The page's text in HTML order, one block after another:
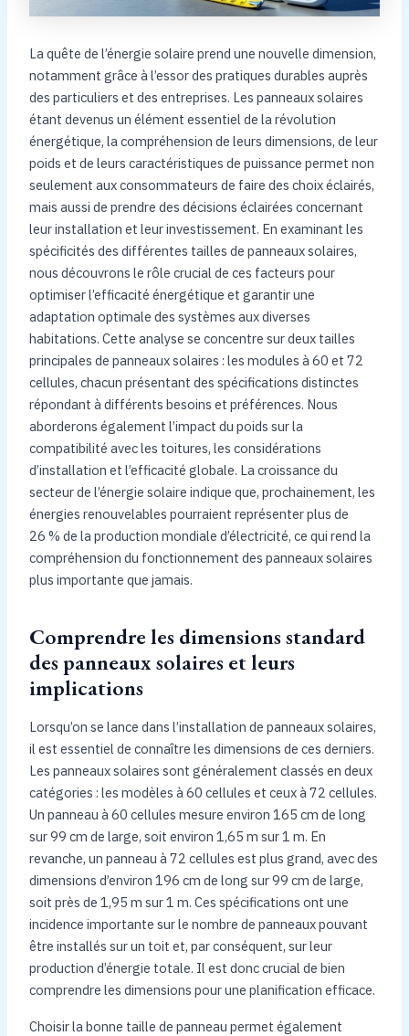
La quête de l’énergie solaire prend une nouvelle dimension,
notamment grâce à l’essor des pratiques durables auprès
des particuliers et des entreprises. Les panneaux solaires
étant devenus un élément essentiel de la révolution
énergétique, la compréhension de leurs dimensions, de leur
poids et de leurs caractéristiques de puissance permet non
seulement aux consommateurs de faire des choix éclairés,
mais aussi de prendre des décisions éclairées concernant
leur installation et leur investissement. En examinant les
spécificités des différentes tailles de panneaux solaires,
nous découvrons le rôle crucial de ces facteurs pour
optimiser l’efficacité énergétique et garantir une
adaptation optimale des systèmes aux diverses
habitations. Cette analyse se concentre sur deux tailles
principales de panneaux solaires : les modules à 60 et 72
cellules, chacun présentant des spécifications distinctes
répondant à différents besoins et préférences. Nous
aborderons également l’impact du poids sur la
compatibilité avec les toitures, les considérations
d’installation et l’efficacité globale. La croissance du
secteur de l’énergie solaire indique que, prochainement, les
énergies renouvelables pourraient représenter plus de
26 % de la production mondiale d’électricité, ce qui rend la
compréhension du fonctionnement des panneaux solaires
plus importante que jamais.
Comprendre les dimensions standard
des panneaux solaires et leurs
implications
Lorsqu’on se lance dans l’installation de panneaux solaires,
il est essentiel de connaître les dimensions de ces derniers.
Les panneaux solaires sont généralement classés en deux
catégories : les modèles à 60 cellules et ceux à 72 cellules.
Un panneau à 60 cellules mesure environ 165 cm de long
sur 99 cm de large, soit environ 1,65 m sur 1 m. En
revanche, un panneau à 72 cellules est plus grand, avec des
dimensions d’environ 196 cm de long sur 99 cm de large,
soit près de 1,95 m sur 1 m. Ces spécifications ont une
incidence importante sur le nombre de panneaux pouvant
être installés sur un toit et, par conséquent, sur leur
production d’énergie totale. Il est donc crucial de bien
comprendre les dimensions pour une planification efficace.
Choisir la bonne taille de panneau permet également